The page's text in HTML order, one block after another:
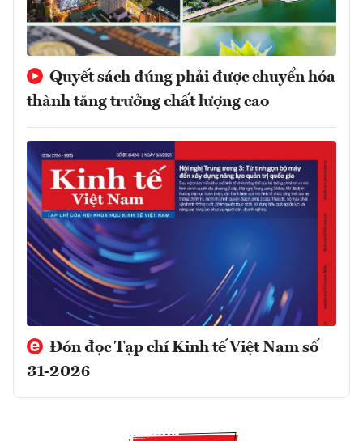
Quyết sách đúng phải được chuyển hóa
thành tăng trưởng chất lượng cao
Đón đọc Tạp chí Kinh tế Việt Nam số
31-2026